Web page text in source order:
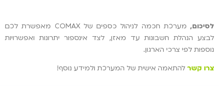
לסיכום,
מערכת חכמה לניהול כספים של COMAX מאפשרת לכם
לבצע הנהלת חשבונות עד מאזן, לצד אינספור יתרונות ואפשרויות
נוספות לפי צרכי הארגון.
צרו קשר להתאמה אישית של המערכת ולמידע נוסף!